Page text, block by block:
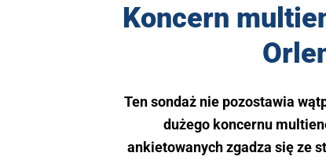
Koncern
Ten sondaż nie pozostawia
dużego koncernu
ankietowanych zgadza się ze